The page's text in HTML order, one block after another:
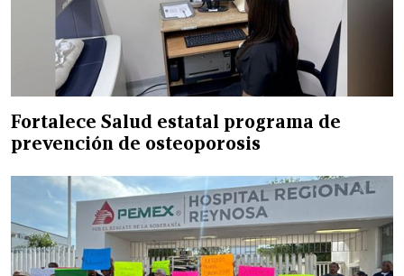
Fortalece Salud estatal programa de
prevención de osteoporosis